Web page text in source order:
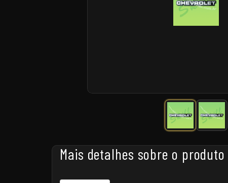
Mais detalhes sobre o produto